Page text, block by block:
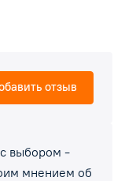
выбором -
мнением об
отзыв